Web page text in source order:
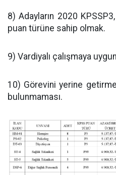
8) Adayların 2020
puan türüne sahip olmak.
9) Vardiyalı çalışmaya
10) Görevini yerine
bulunmaması.